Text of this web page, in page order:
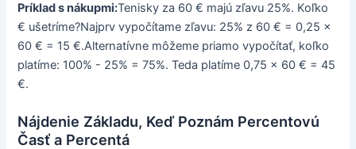
Príklad s nákupmi:Tenisky za 60 € majú zľavu 25%. Koľko
€ ušetríme?Najprv vypočítame zľavu: 25% z 60 € = 0,25 ×
60 € = 15 €.Alternatívne môžeme priamo vypočítať, koľko
platíme: 100% - 25% = 75%. Teda platíme 0,75 × 60 € = 45
€.
Nájdenie Základu, Keď Poznám Percentovú
Časť a Percentá